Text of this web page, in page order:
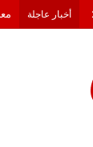
أخبار عاجلة معركة 23 شتنبر 2026: هل أصبحت